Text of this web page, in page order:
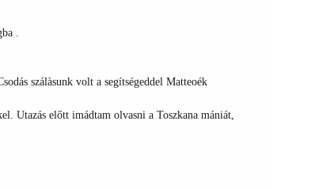
.
szálàsunk volt a segítségeddel Matteoék
Utazás előtt imádtam olvasni a Toszkana mániát,